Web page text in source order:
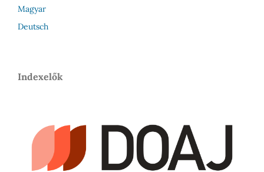
Magyar
Deutsch
Indexelők